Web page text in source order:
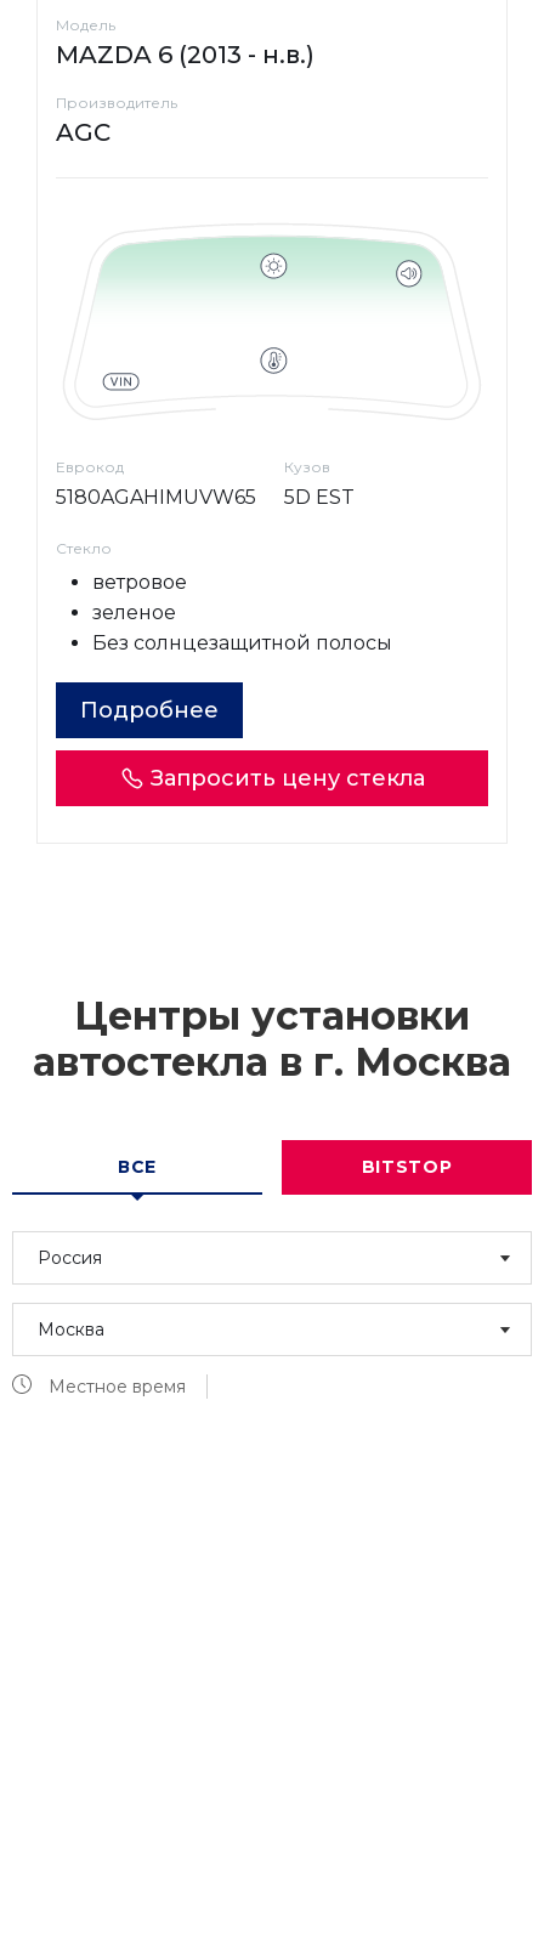
Модель
MAZDA 6 (2013 - н.в.)
Производитель
AGC
Еврокод
5180AGAHIMUVW65
Кузов
5D EST
Стекло
ветровое
зеленое
Без солнцезащитной полосы
Подробнее
Запросить цену стекла
Центры установки
автостекла в г. Москва
ВСЕ BITSTOP
Россия
Москва
Местное время